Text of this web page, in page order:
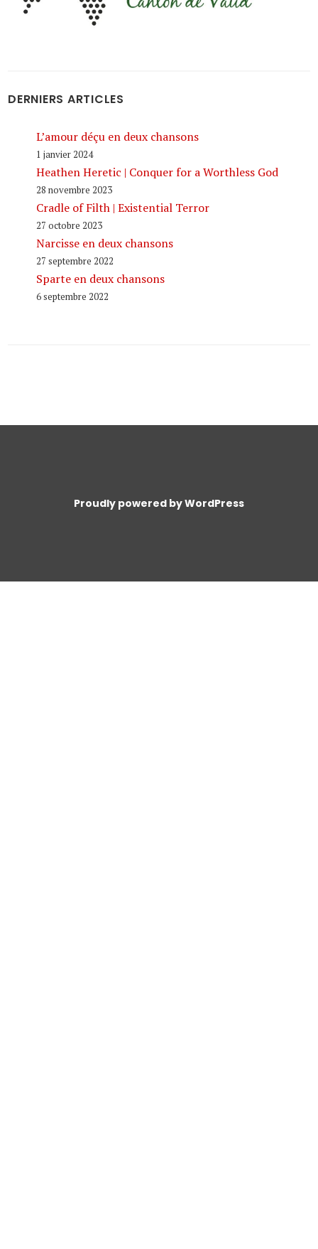
DERNIERS ARTICLES
L’amour déçu en deux chansons
1 janvier 2024
Heathen Heretic | Conquer for a Worthless God
28 novembre 2023
Cradle of Filth | Existential Terror
27 octobre 2023
Narcisse en deux chansons
27 septembre 2022
Sparte en deux chansons
6 septembre 2022
Proudly powered by WordPress